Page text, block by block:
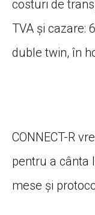
costuri de
TVA și cazare:
duble twin, în
CONNECT-R
pentru a cânta
mese și